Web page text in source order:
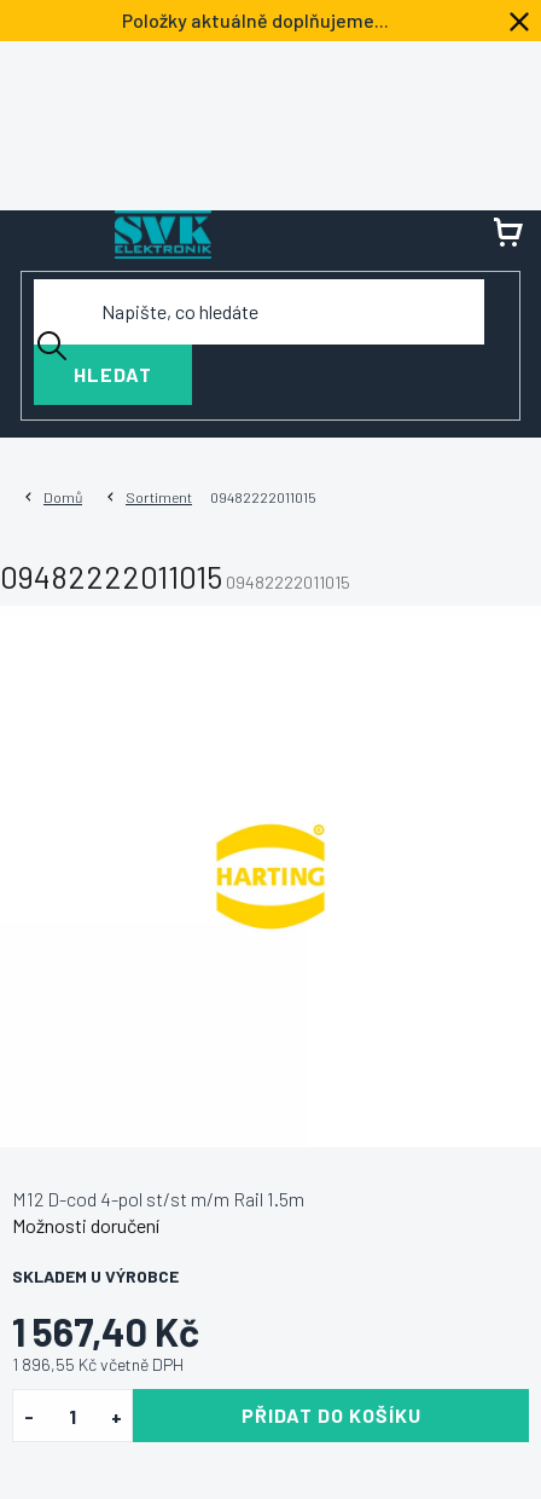
na
Položky aktuálně doplňujeme...
HLEDAT
Domů Sortiment 09482222011015
09482222011015 09482222011015
1 567,40 Kč
1 896,55 Kč včetně DPH
SKLADEM U VÝROBCE
Možnosti doručení
PŘIDAT DO KOŠÍKU
M12 D-cod 4-pol st/st m/m Rail 1.5m